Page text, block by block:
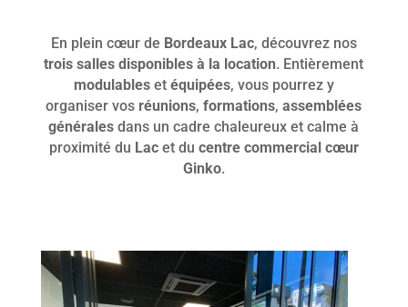
En plein cœur de Bordeaux Lac, découvrez nos
trois salles disponibles à la location. Entièrement
modulableset équipées, vous pourrez y
organiser vos réunions,formations,assemblées
générales dans un cadre chaleureux et calme à
proximité du Lacet du centre commercial cœur
Ginko.